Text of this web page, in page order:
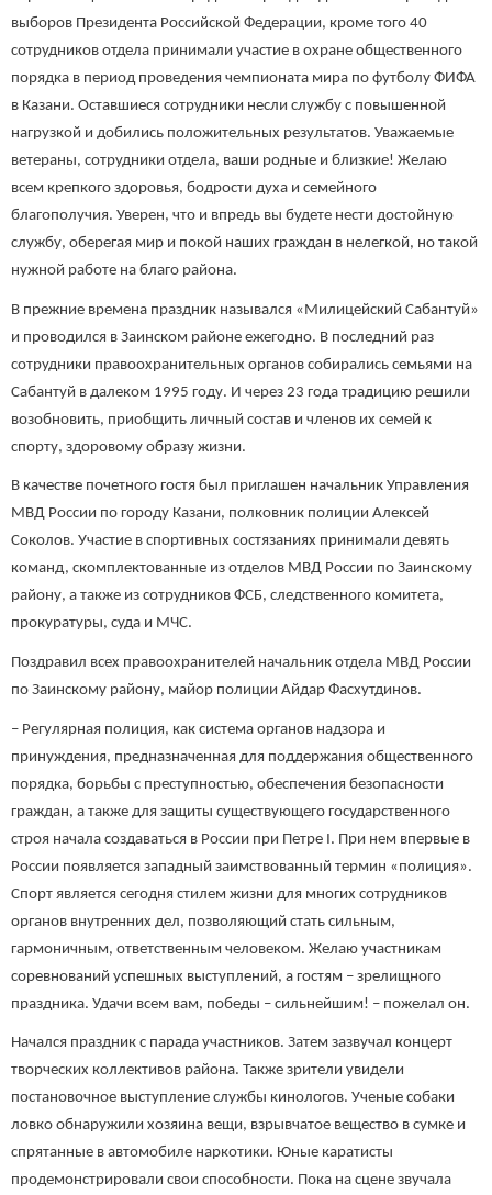
выборов Президента Российской Федерации, кроме того 40
сотрудников отдела принимали участие в охране общественного
порядка в период проведения чемпионата мира по футболу ФИФА
в Казани. Оставшиеся сотрудники несли службу с повышенной
нагрузкой и добились положительных результатов. Уважаемые
ветераны, сотрудники отдела, ваши родные и близкие! Желаю
всем крепкого здоровья, бодрости духа и семейного
благополучия. Уверен, что и впредь вы будете нести достойную
службу, оберегая мир и покой наших граждан в нелегкой, но такой
нужной работе на благо района.
В прежние времена праздник назывался «Милицейский Сабантуй»
и проводился в Заинском районе ежегодно. В последний раз
сотрудники правоохранительных органов собирались семьями на
Сабантуй в далеком 1995 году. И через 23 года традицию решили
возобновить, приобщить личный состав и членов их семей к
спорту, здоровому образу жизни.
В качестве почетного гостя был приглашен начальник Управления
МВД России по городу Казани, полковник полиции Алексей
Соколов. Участие в спортивных состязаниях принимали девять
команд, скомплектованные из отделов МВД России по Заинскому
району, а также из сотрудников ФСБ, следственного комитета,
прокуратуры, суда и МЧС.
Поздравил всех правоохранителей начальник отдела МВД России
по Заинскому району, майор полиции Айдар Фасхутдинов.
– Регулярная полиция, как система органов надзора и
принуждения, предназначенная для поддержания общественного
порядка, борьбы с преступностью, обеспечения безопасности
граждан, а также для защиты существующего государственного
строя начала создаваться в России при Петре I. При нем впервые в
России появляется западный заимствованный термин «полиция».
Спорт является сегодня стилем жизни для многих сотрудников
органов внутренних дел, позволяющий стать сильным,
гармоничным, ответственным человеком. Желаю участникам
соревнований успешных выступлений, а гостям – зрелищного
праздника. Удачи всем вам, победы – сильнейшим! – пожелал он.
Начался праздник с парада участников. Затем зазвучал концерт
творческих коллективов района. Также зрители увидели
постановочное выступление службы кинологов. Ученые собаки
ловко обнаружили хозяина вещи, взрывчатое вещество в сумке и
спрятанные в автомобиле наркотики. Юные каратисты
продемонстрировали свои способности. Пока на сцене звучала